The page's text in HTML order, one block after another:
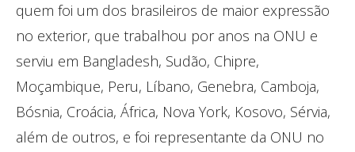
quem foi um dos brasileiros de maior expressão
no exterior, que trabalhou por anos na ONU e
serviu em Bangladesh, Sudão, Chipre,
Moçambique, Peru, Líbano, Genebra, Camboja,
Bósnia, Croácia, África, Nova York, Kosovo, Sérvia,
além de outros, e foi representante da ONU no